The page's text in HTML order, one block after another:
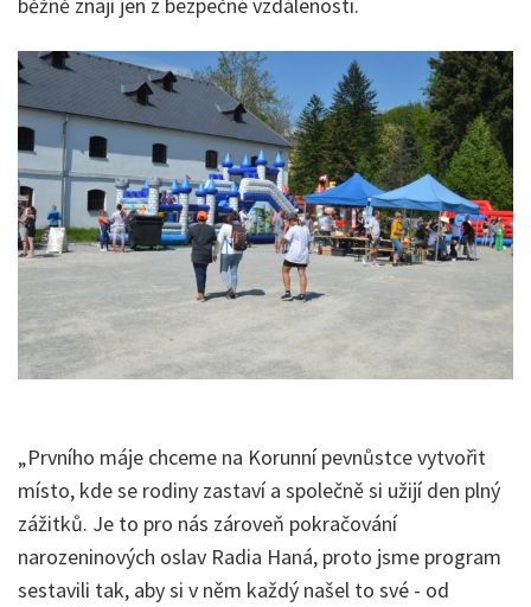
„Prvního máje chceme na Korunní pevnůstce vytvořit
místo, kde se rodiny zastaví a společně si užijí den plný
zážitků. Je to pro nás zároveň pokračování
narozeninových oslav Radia Haná, proto jsme program
sestavili tak, aby si v něm každý našel to své - od